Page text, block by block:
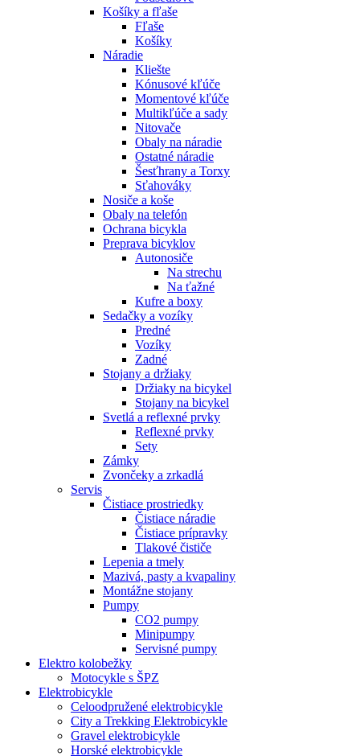
Košíky a fľaše
Fľaše
Košíky
Náradie
Kliešte
Kónusové kľúče
Momentové kľúče
Multikľúče a sady
Nitovače
Obaly na náradie
Ostatné náradie
Šesťhrany a Torxy
Sťahováky
Nosiče a koše
Obaly na telefón
Ochrana bicykla
Preprava bicyklov
Autonosiče
Na strechu
Na ťažné
Kufre a boxy
Sedačky a vozíky
Predné
Vozíky
Zadné
Stojany a držiaky
Držiaky na bicykel
Stojany na bicykel
Svetlá a reflexné prvky
Reflexné prvky
Sety
Zámky
Zvončeky a zrkadlá
Servis
Čistiace prostriedky
Čistiace náradie
Čistiace prípravky
Tlakové čističe
Lepenia a tmely
Mazivá, pasty a kvapaliny
Montážne stojany
Pumpy
CO2 pumpy
Minipumpy
Servisné pumpy
Elektro kolobežky
Motocykle s ŠPZ
Elektrobicykle
Celoodpružené elektrobicykle
City a Trekking Elektrobicykle
Gravel elektrobicykle
Horské elektrobicykle